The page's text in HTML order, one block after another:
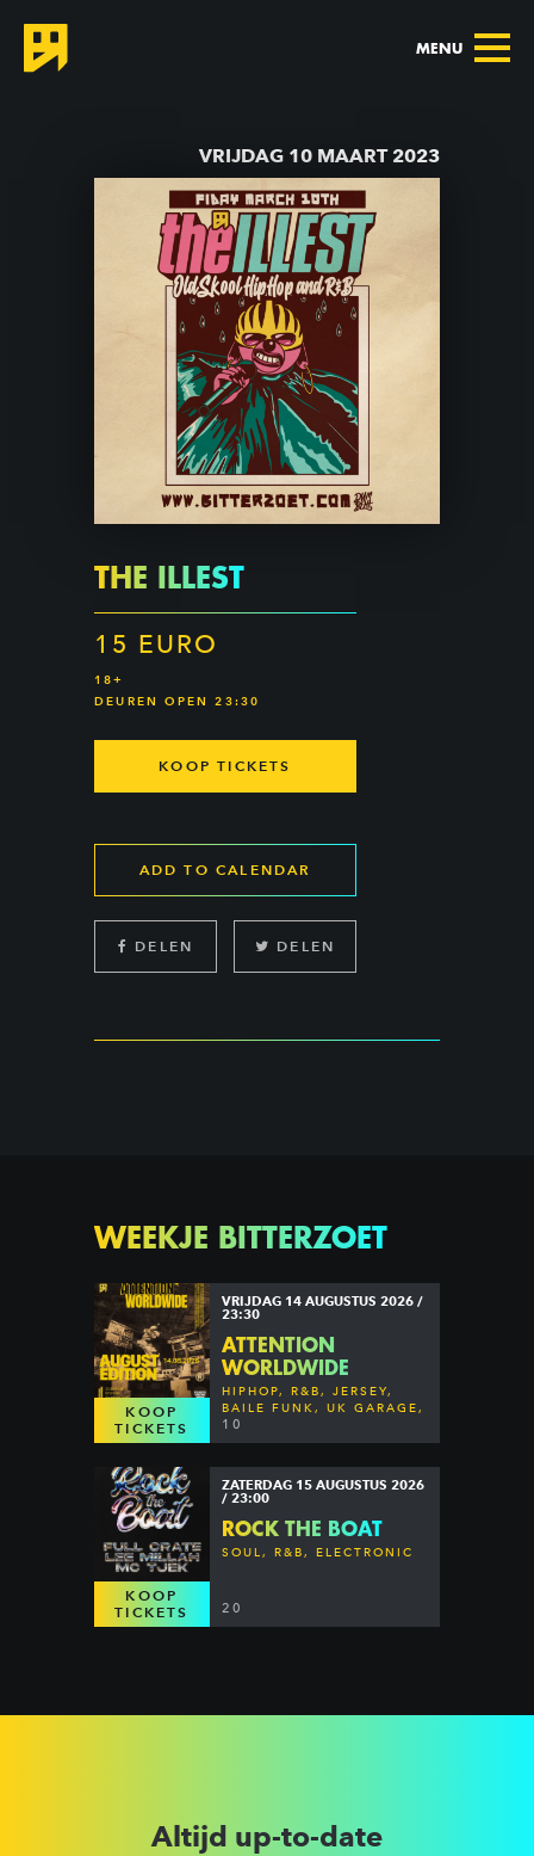
MENU
VRIJDAG 10 MAART 2023
THE ILLEST
15 EURO
18+
DEUREN OPEN 23:30
KOOP TICKETS
ADD TO CALENDAR
DELEN DELEN
WEEKJE BITTERZOET
KOOP
TICKETS
VRIJDAG 14 AUGUSTUS 2026 /
23:30
ATTENTION
WORLDWIDE
HIPHOP, R&B, JERSEY,
BAILE FUNK, UK GARAGE,
DANCEHALL & MORE
10
KOOP
TICKETS
ZATERDAG 15 AUGUSTUS 2026
/ 23:00
ROCK THE BOAT
SOUL, R&B, ELECTRONIC
20
Altijd up-to-date